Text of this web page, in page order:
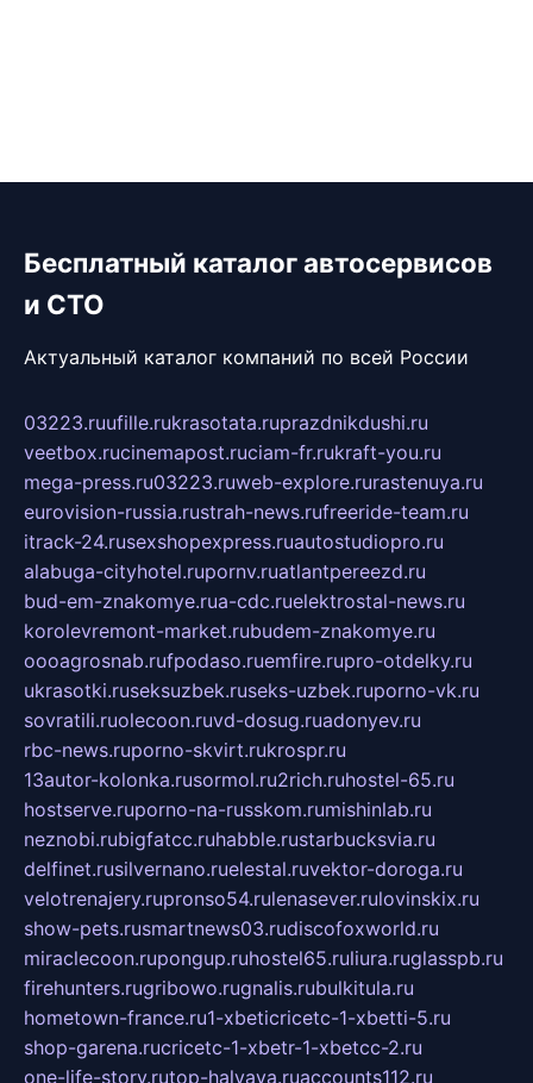
Бесплатный каталог автосервисов
и СТО
Актуальный каталог компаний по всей России
03223.ruufille.rukrasotata.ruprazdnikdushi.ru
veetbox.rucinemapost.ruciam-fr.rukraft-you.ru
mega-press.ru03223.ruweb-explore.rurastenuya.ru
eurovision-russia.rustrah-news.rufreeride-team.ru
itrack-24.rusexshopexpress.ruautostudiopro.ru
alabuga-cityhotel.rupornv.ruatlantpereezd.ru
bud-em-znakomye.rua-cdc.ruelektrostal-news.ru
korolevremont-market.rubudem-znakomye.ru
oooagrosnab.rufpodaso.ruemfire.rupro-otdelky.ru
ukrasotki.ruseksuzbek.ruseks-uzbek.ruporno-vk.ru
sovratili.ruolecoon.ruvd-dosug.ruadonyev.ru
rbc-news.ruporno-skvirt.rukrospr.ru
13autor-kolonka.rusormol.ru2rich.ruhostel-65.ru
hostserve.ruporno-na-russkom.rumishinlab.ru
neznobi.rubigfatcc.ruhabble.rustarbucksvia.ru
delfinet.rusilvernano.ruelestal.ruvektor-doroga.ru
velotrenajery.rupronso54.rulenasever.rulovinskix.ru
show-pets.rusmartnews03.rudiscofoxworld.ru
miraclecoon.rupongup.ruhostel65.ruliura.ruglasspb.ru
firehunters.rugribowo.rugnalis.rubulkitula.ru
hometown-france.ru1-xbeticricetc-1-xbetti-5.ru
shop-garena.rucricetc-1-xbetr-1-xbetcc-2.ru
one-life-story.rutop-halyava.ruaccounts112.ru